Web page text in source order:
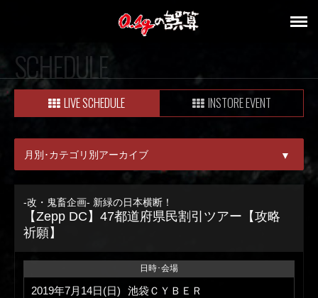
SCHEDULE
LIVE SCHEDULE INSTORE EVENT
月別･カテゴリ別アーカイブ ▼
ALL
08月
09月
-改・鬼畜企画- 新緑の日本横断！
【Zepp DC】47都道府県民割引ツアー【攻略
祈願】
日時･会場
2019年7月14日(日) 池袋ＣＹＢＥＲ